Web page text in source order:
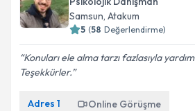
Samsun, Atakum
5 (58 Değerlendirme)
Konuları ele alma tarzı fazlasıyla
Teşekkürler.
Adres 1 Online Görüşme